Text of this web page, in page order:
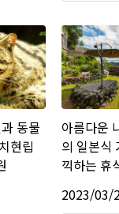
동물
현립
아름다운
의 일본식
끽하는 휴
2023/03/